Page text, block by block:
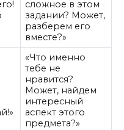
сложное в этом
задании? Может,
разберем его
вместе?»
«Что именно
тебе не
нравится?
Может, найдем
интересный
аспект этого
предмета?»